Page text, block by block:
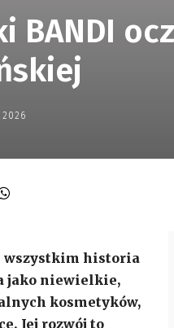
2026
wszystkim historia
jako niewielkie,
kosmetyków,
Jej rozwój to